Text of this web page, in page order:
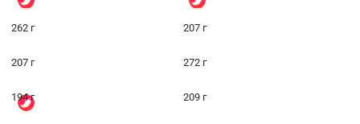
262 г 207 г
207 г 272 г
194 г 209 г